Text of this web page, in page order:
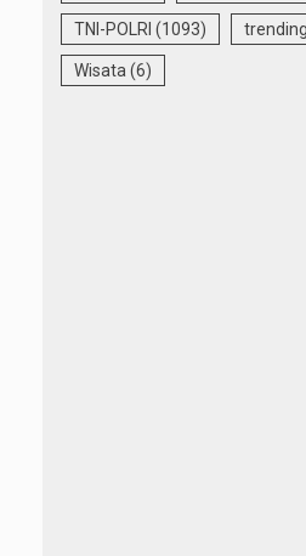
TNI-POLRI (1093) trending
Wisata(6)